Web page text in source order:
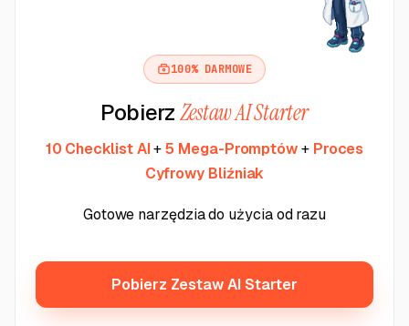
100% DARMOWE
PobierzZestaw AI Starter
10 Checklist AI+5 Mega-Promptów+ Proces
Cyfrowy Bliźniak
Gotowe narzędzia do użycia od razu
Pobierz Zestaw AI Starter